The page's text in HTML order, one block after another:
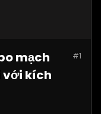
#1
mạch
với kích